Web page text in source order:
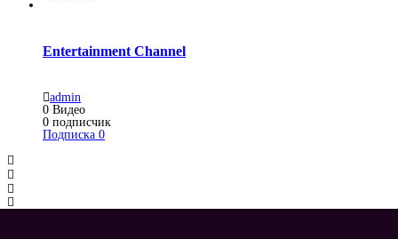
Entertainment Channel
admin
0 Видео
0 подписчик
Подписка 0